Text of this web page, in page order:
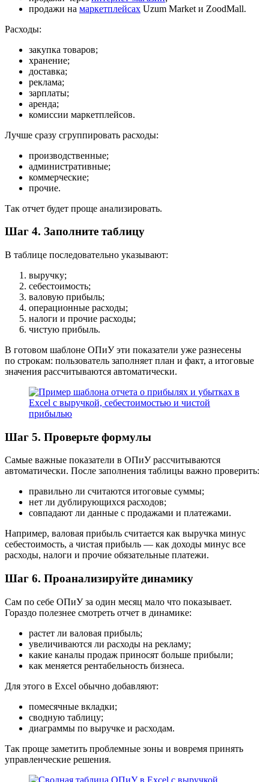
продажи на маркетплейсах Uzum Market и ZoodMall.
Расходы:
закупка товаров;
хранение;
доставка;
реклама;
зарплаты;
аренда;
комиссии маркетплейсов.
Лучше сразу сгруппировать расходы:
производственные;
административные;
коммерческие;
прочие.
Так отчет будет проще анализировать.
Шаг 4. Заполните таблицу
В таблице последовательно указывают:
выручку;
себестоимость;
валовую прибыль;
операционные расходы;
налоги и прочие расходы;
чистую прибыль.
В готовом шаблоне ОПиУ эти показатели уже разнесены
по строкам: пользователь заполняет план и факт, а итоговые
значения рассчитываются автоматически.
Шаг 5. Проверьте формулы
Самые важные показатели в ОПиУ рассчитываются
автоматически. После заполнения таблицы важно проверить:
правильно ли считаются итоговые суммы;
нет ли дублирующихся расходов;
совпадают ли данные с продажами и платежами.
Например, валовая прибыль считается как выручка минус
себестоимость, а чистая прибыль — как доходы минус все
расходы, налоги и прочие обязательные платежи.
Шаг 6. Проанализируйте динамику
Сам по себе ОПиУ за один месяц мало что показывает.
Гораздо полезнее смотреть отчет в динамике:
растет ли валовая прибыль;
увеличиваются ли расходы на рекламу;
какие каналы продаж приносят больше прибыли;
как меняется рентабельность бизнеса.
Для этого в Excel обычно добавляют:
помесячные вкладки;
сводную таблицу;
диаграммы по выручке и расходам.
Так проще заметить проблемные зоны и вовремя принять
управленческие решения.